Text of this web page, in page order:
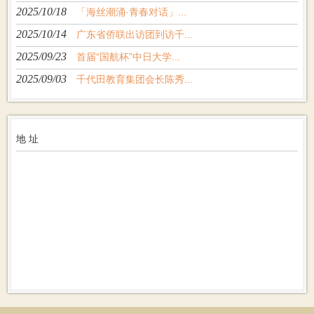
2025/10/18 「海丝潮涌·青春对话」...
2025/10/14 广东省侨联出访团到访千...
2025/09/23 首届“国航杯”中日大学...
2025/09/03 千代田教育集团会长陈秀...
地 址